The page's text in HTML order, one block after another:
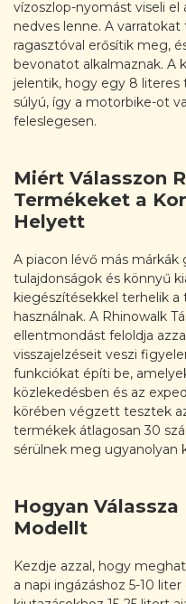
vízoszlop-nyomást viseli
nedves lenne. A varratokat
ragasztóval erősítik meg,
bevonatot alkalmaznak. A
jelentik, hogy egy 8
súlyú, így a motorbike-ot
feleslegesen.
Miért Válasszon
Termékeket a
Helyett
A piacon lévő más márkák
tulajdonságok és könnyű
kiegészítésekkel terhelik
használnak. A Rhinowalk
ellentmondást feloldja
visszajelzéseit veszi
funkciókat építi be,
közlekedésben és az
körében végzett tesztek
termékek átlagosan 30
sérülnek meg ugyanolyan
Hogyan
Modellt
Kezdje azzal, hogy
a napi ingázáshoz 5-10